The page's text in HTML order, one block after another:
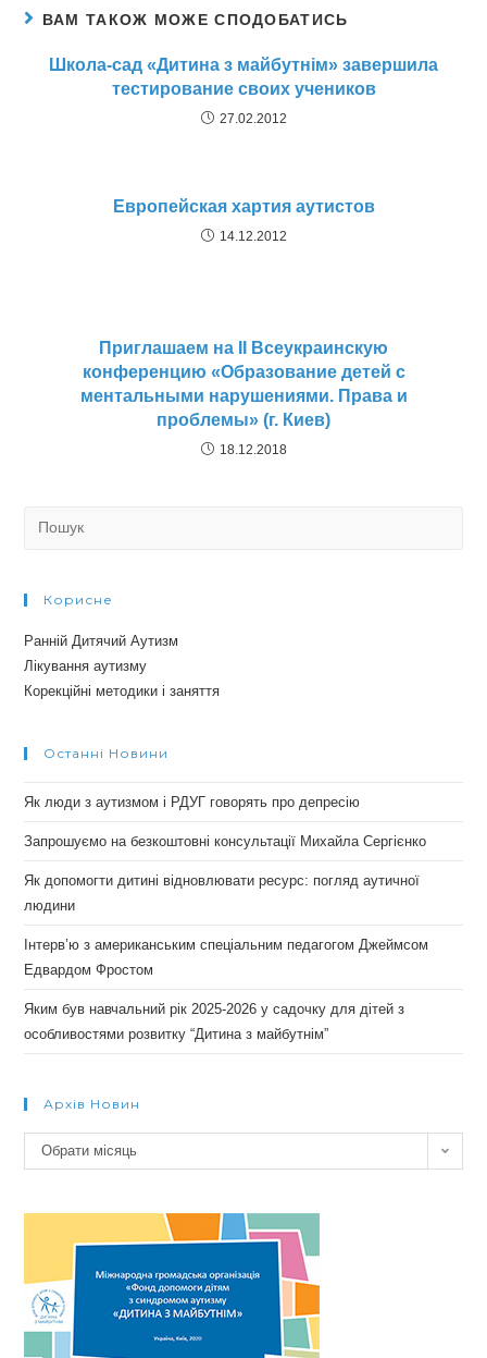
ВАМ ТАКОЖ МОЖЕ СПОДОБАТИСЬ
Школа-сад «Дитина з майбутнім» завершила
тестирование своих учеников
27.02.2012
Европейская хартия аутистов
14.12.2012
Приглашаем на II Всеукраинскую
конференцию «Образование детей с
ментальными нарушениями. Права и
проблемы» (г. Киев)
18.12.2018
Корисне
Ранній Дитячий Аутизм
Лікування аутизму
Корекційні методики і заняття
Останні Новини
Як люди з аутизмом і РДУГ говорять про депресію
Запрошуємо на безкоштовні консультації Михайла Сергієнко
Як допомогти дитині відновлювати ресурс: погляд аутичної
людини
Інтерв’ю з американським спеціальним педагогом Джеймсом
Едвардом Фростом
Яким був навчальний рік 2025-2026 у садочку для дітей з
особливостями розвитку “Дитина з майбутнім”
Архів Новин
Архів
новин
Обрати місяць